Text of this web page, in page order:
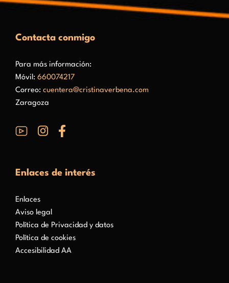
Contacta conmigo
Para más información:
Móvil: 660074217
Correo: cuentera@cristinaverbena.com
Zaragoza
Enlaces de interés
Enlaces
Aviso legal
Política de Privacidad y datos
Política de cookies
Accesibilidad AA